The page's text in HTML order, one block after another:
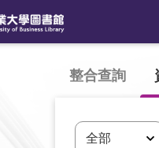
整合查詢